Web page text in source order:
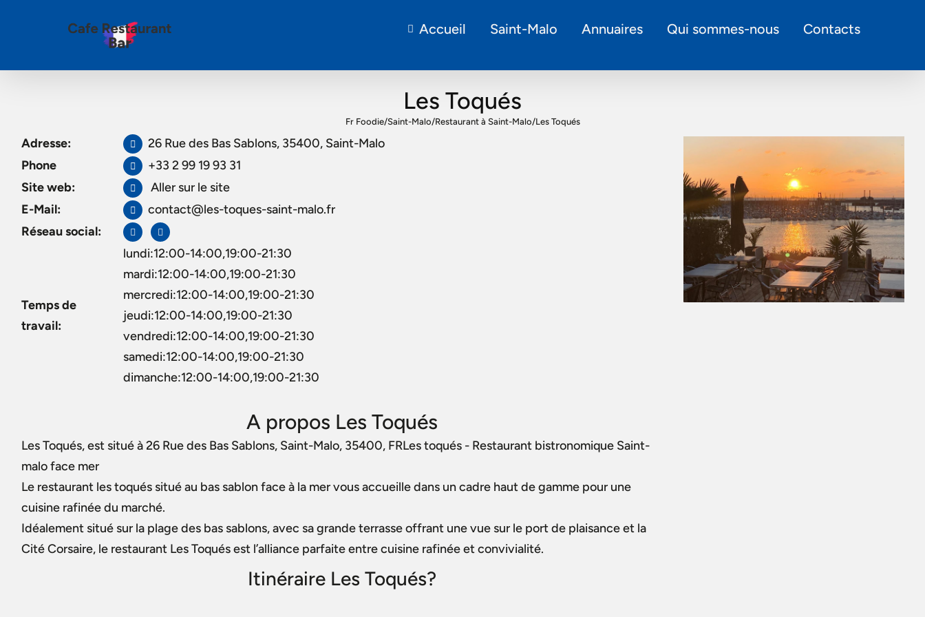
Accueil Saint-Malo Annuaires Qui sommes-nous Contacts
Les Toqués
Fr Foodie/Saint-Malo/Restaurant à Saint-Malo/Les Toqués
Adresse:
26 Rue des Bas Sablons, 35400, Saint-Malo
Phone
+33 2 99 19 93 31
Site web:
Aller sur le site
E-Mail:
contact@les-toques-saint-malo.fr
Réseau social:
Temps de
travail:
lundi:12:00-14:00,19:00-21:30
mardi:12:00-14:00,19:00-21:30
mercredi:12:00-14:00,19:00-21:30
jeudi:12:00-14:00,19:00-21:30
vendredi:12:00-14:00,19:00-21:30
samedi:12:00-14:00,19:00-21:30
dimanche:12:00-14:00,19:00-21:30
A propos Les Toqués
Les Toqués, est situé à 26 Rue des Bas Sablons, Saint-Malo, 35400, FRLes toqués - Restaurant bistronomique Saint-
malo face mer
Le restaurant les toqués situé au bas sablon face à la mer vous accueille dans un cadre haut de gamme pour une
cuisine rafinée du marché.
Idéalement situé sur la plage des bas sablons, avec sa grande terrasse offrant une vue sur le port de plaisance et la
Cité Corsaire, le restaurant Les Toqués est l’alliance parfaite entre cuisine rafinée et convivialité.
Itinéraire Les Toqués?